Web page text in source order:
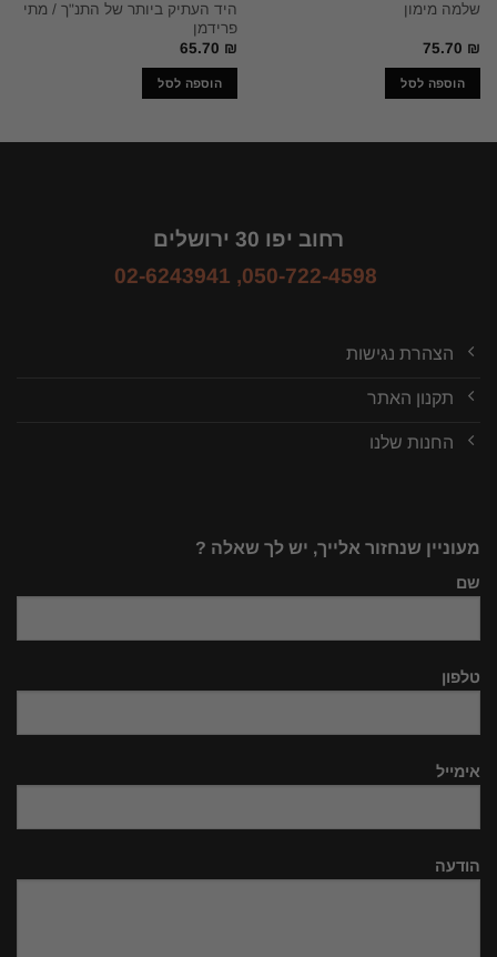
שלמה מימון
75.70 ₪
הוספה לסל
היד העתיק ביותר של התנ"ך / מתי
פרידמן
65.70 ₪
הוספה לסל
רחוב יפו 30 ירושלים
050-722-4598
,
02-6243941
הצהרת נגישות
תקנון האתר
החנות שלנו
מעוניין שנחזור אלייך, יש לך שאלה ?
שם
טלפון
אימייל
הודעה